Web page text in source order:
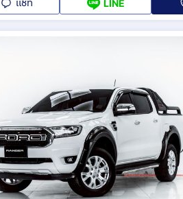
แชท LINE